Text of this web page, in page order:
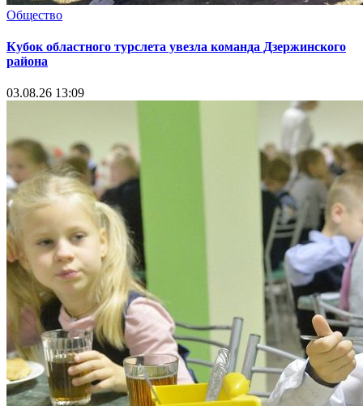
Общество
Кубок областного турслета увезла команда Дзержинского
района
03.08.26 13:09